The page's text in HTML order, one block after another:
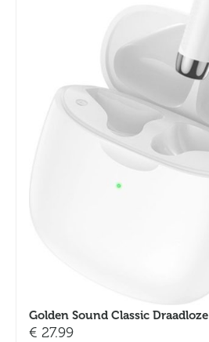
Golden Sound Classic
€ 27.99